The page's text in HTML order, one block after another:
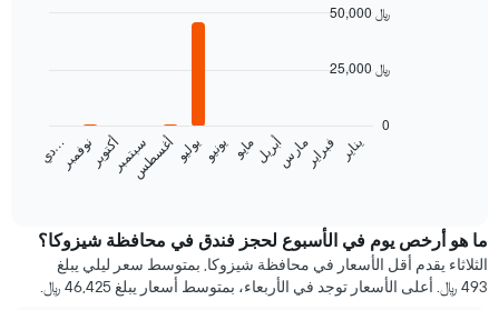
سعر
غرفة
كل
شهر
يناير فبرايرمارسأبريلمايويونيويوليوأغسطسسبتمبرأكتوبرنوفمبرد
ي…
0
25,000 ﷼
50,000 ﷼
ما هو أرخص يوم في الأسبوع لحجز فندق في محافظة شيزوكا؟
الثلاثاء يقدم أقل الأسعار في محافظة شيزوكا, بمتوسط سعر ليلي يبلغ
493 ﷼. أعلى الأسعار توجد في الأربعاء، بمتوسط أسعار يبلغ 46,425 ﷼.